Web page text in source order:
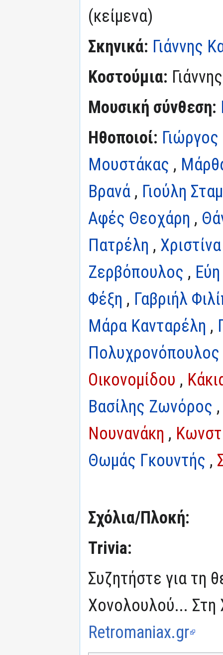
(κείμενα)
Σκηνικά: Γιάννης
Κοστούμια:
Μουσική σύνθεση:
Ηθοποιοί:
Μουστάκας ,
Βρανά , Γιούλη
Αφές Θεοχάρη ,
Πατρέλη ,
Ζερβόπουλος ,
Φέξη , Γαβριήλ
Μάρα Κανταρέλη ,
Πολυχρονόπουλος
Οικονομίδου ,
Βασίλης Ζωνόρος
Νουνανάκη ,
Θωμάς Γκουντής ,
Σχόλια/Πλοκή:
Trivia:
Συζητήστε για τη
Χονολουλού...
Retromaniax.gr